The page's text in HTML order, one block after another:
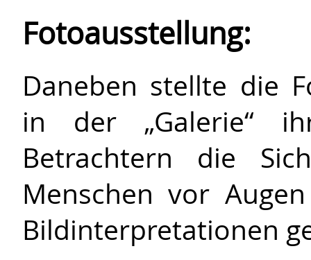
Fotoausstellung:
Daneben stellte die
in der „Galerie“
Betrachtern die
Menschen vor
Bildinterpretationen